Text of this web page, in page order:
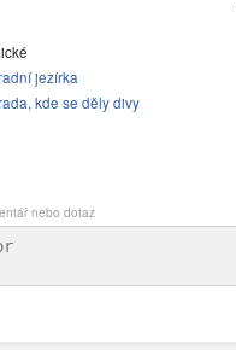
jezírka
kde se děly divy
nebo dotaz